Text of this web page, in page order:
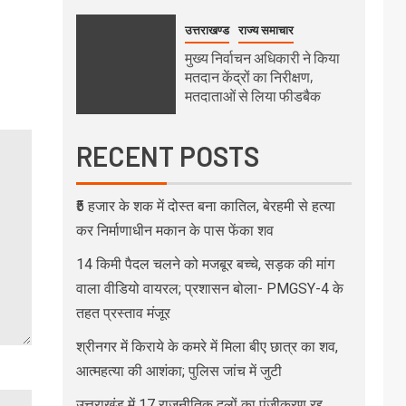
उत्तराखण्ड राज्य समाचार
मुख्य निर्वाचन अधिकारी ने किया
मतदान केंद्रों का निरीक्षण,
मतदाताओं से लिया फीडबैक
RECENT POSTS
₹5 हजार के शक में दोस्त बना कातिल, बेरहमी से हत्या
कर निर्माणाधीन मकान के पास फेंका शव
14 किमी पैदल चलने को मजबूर बच्चे, सड़क की मांग
वाला वीडियो वायरल; प्रशासन बोला- PMGSY-4 के
तहत प्रस्ताव मंजूर
श्रीनगर में किराये के कमरे में मिला बीए छात्र का शव,
आत्महत्या की आशंका; पुलिस जांच में जुटी